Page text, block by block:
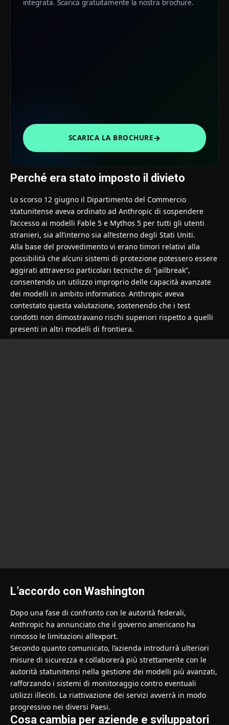
integrata. Scarica gratuitamente la nostra brochure.
SCARICA LA BROCHURE→
Perché era stato imposto il divieto
Lo scorso 12 giugno il Dipartimento del Commercio
statunitense aveva ordinato ad Anthropic di sospendere
l’accesso ai modelli Fable 5 e Mythos 5 per tutti gli utenti
stranieri, sia all’interno sia all’esterno degli Stati Uniti.
Alla base del provvedimento vi erano timori relativi alla
possibilità che alcuni sistemi di protezione potessero essere
aggirati attraverso particolari tecniche di “jailbreak”,
consentendo un utilizzo improprio delle capacità avanzate
dei modelli in ambito informatico. Anthropic aveva
contestato questa valutazione, sostenendo che i test
condotti non dimostravano rischi superiori rispetto a quelli
presenti in altri modelli di frontiera.
L’accordo con Washington
Dopo una fase di confronto con le autorità federali,
Anthropic ha annunciato che il governo americano ha
rimosso le limitazioni all’export.
Secondo quanto comunicato, l’azienda introdurrà ulteriori
misure di sicurezza e collaborerà più strettamente con le
autorità statunitensi nella gestione dei modelli più avanzati,
rafforzando i sistemi di monitoraggio contro eventuali
utilizzi illeciti. La riattivazione dei servizi avverrà in modo
progressivo nei diversi Paesi.
Cosa cambia per aziende e sviluppatori